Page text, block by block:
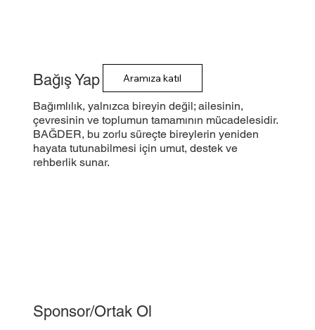
Bağış Yap
Bağımlılık, yalnızca bireyin değil; ailesinin,
çevresinin ve toplumun tamamının mücadelesidir.
BAĞDER, bu zorlu süreçte bireylerin yeniden
hayata tutunabilmesi için umut, destek ve
rehberlik sunar.
Sponsor/Ortak Ol
Aramıza katıl